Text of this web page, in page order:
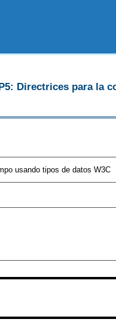
Directrices para la
usando tipos de datos W3C